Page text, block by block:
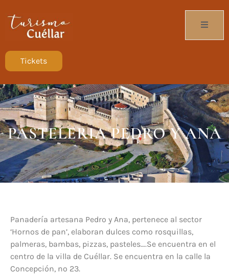
Tickets
PASTELERIA PEDRO Y ANA
Panadería artesana Pedro y Ana, pertenece al sector
‘Hornos de pan’, elaboran dulces como rosquillas,
palmeras, bambas, pizzas, pasteles….Se encuentra en el
centro de la villa de Cuéllar. Se encuentra en la calle la
Concepción, nº 23.